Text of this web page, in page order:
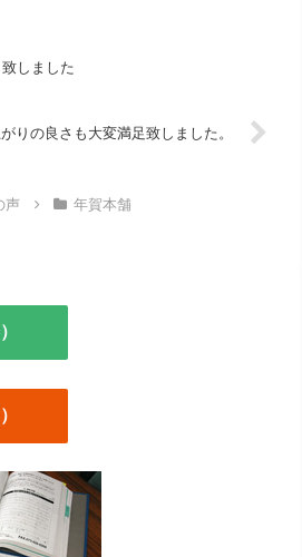
しました
りの良さも大変満足致しました。
声 年賀本舗